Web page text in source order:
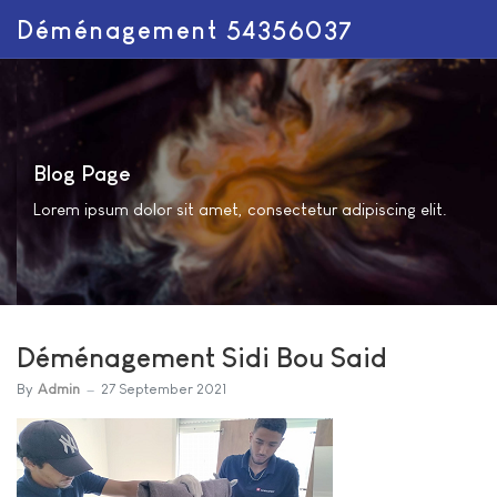
Déménagement 54356037
Blog Page
Lorem ipsum dolor sit amet, consectetur adipiscing elit.
Déménagement Sidi Bou Said
By Admin 27 September 2021